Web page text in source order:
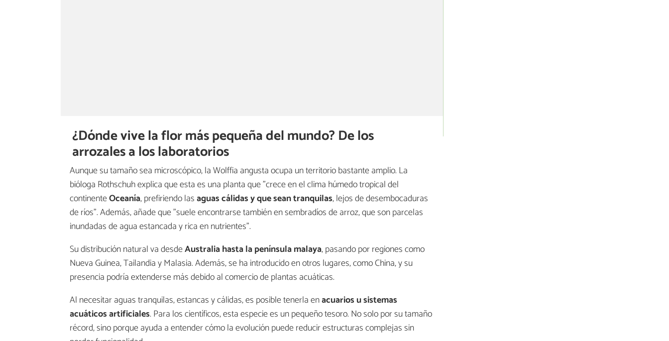
¿Dónde vive la flor más pequeña del mundo? De los
arrozales a los laboratorios
Aunque su tamaño sea microscópico, la Wolffia angusta ocupa un territorio bastante amplio. La
bióloga Rothschuh explica que esta es una planta que "crece en el clima húmedo tropical del
continenteOceanía, prefiriendo lasaguas cálidas y que sean tranquilas, lejos de desembocaduras
de ríos". Además, añade que "suele encontrarse también en sembradíos de arroz, que son parcelas
inundadas de agua estancada y rica en nutrientes".
Su distribución natural va desdeAustralia hasta la península malaya, pasando por regiones como
Nueva Guinea, Tailandia y Malasia. Además, se ha introducido en otros lugares, como China, y su
presencia podría extenderse más debido al comercio de plantas acuáticas.
Al necesitar aguas tranquilas, estancas y cálidas, es posible tenerla enacuarios u sistemas
acuáticos artificiales. Para los científicos, esta especie es un pequeño tesoro. No solo por su tamaño
récord, sino porque ayuda a entender cómo la evolución puede reducir estructuras complejas sin